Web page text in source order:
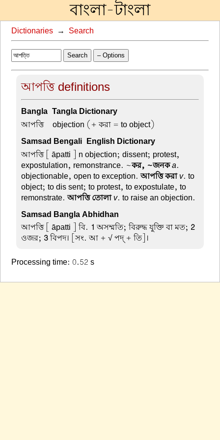
বাংলা-টাংলা
Dictionaries → Search
Search – Options
আপত্তি definitions
Bangla-Tangla Dictionary
আপত্তি –objection (+ করা = to object)
Samsad Bengali-English Dictionary
আপত্তি[ āpatti ] n objection; dissent; protest,
expostulation, remonstrance. ~কর, ~জনকa.
objectionable, open to exception.আপত্তি করা v. to
object; to dis sent; to protest, to expostulate, to
remonstrate.আপত্তি তোলা v. to raise an objection.
Samsad Bangla Abhidhan
আপত্তি[ āpatti ] বি. 1 অসম্মতি; বিরুদ্ধ যুক্তি বা মত; 2
ওজর; 3বিপদ। [সং. আ + √ পদ্ + তি]।
Processing time: 0.52 s